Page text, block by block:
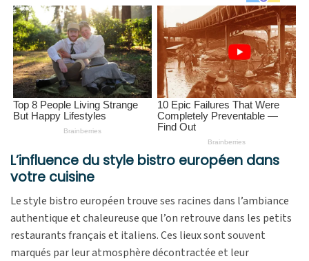
L’influence du style bistro européen dans
votre cuisine
Le style bistro européen trouve ses racines dans l’ambiance
authentique et chaleureuse que l’on retrouve dans les petits
restaurants français et italiens. Ces lieux sont souvent
marqués par leur atmosphère décontractée et leur